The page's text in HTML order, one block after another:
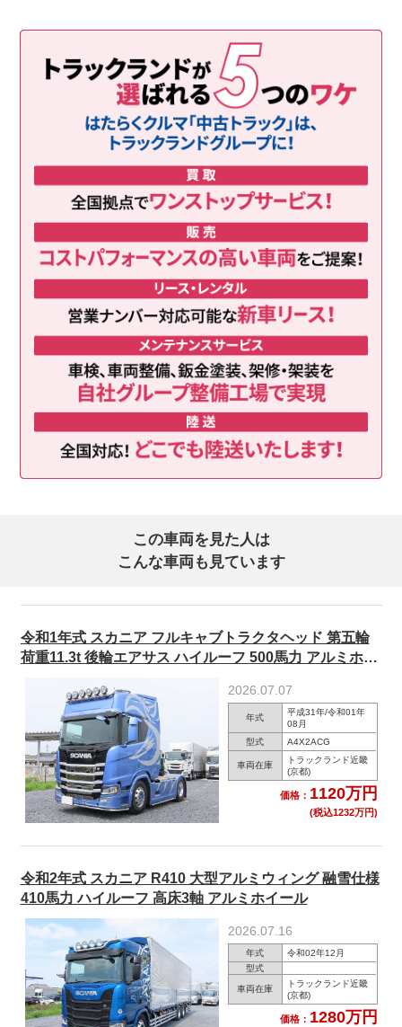
この車両を見た人は
こんな車両も見ています
令和1年式 スカニア フルキャブトラクタヘッド 第五輪
荷重11.3t 後輪エアサス ハイルーフ 500馬力 アルミホイ
2026.07.07
年式
平成31年/令和01年
08月
型式
A4X2ACG
車両在庫
トラックランド近畿
(京都)
価格： 1120万円
(税込1232万円)
令和2年式 スカニア R410 大型アルミウィング 融雪仕様
410馬力 ハイルーフ 高床3軸 アルミホイール
2026.07.16
年式
令和02年12月
型式
車両在庫
トラックランド近畿
(京都)
価格： 1280万円